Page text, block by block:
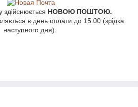
здійснюється НОВОЮ ПОШТОЮ.
в день оплати до 15:00 (зрідка
наступного дня).